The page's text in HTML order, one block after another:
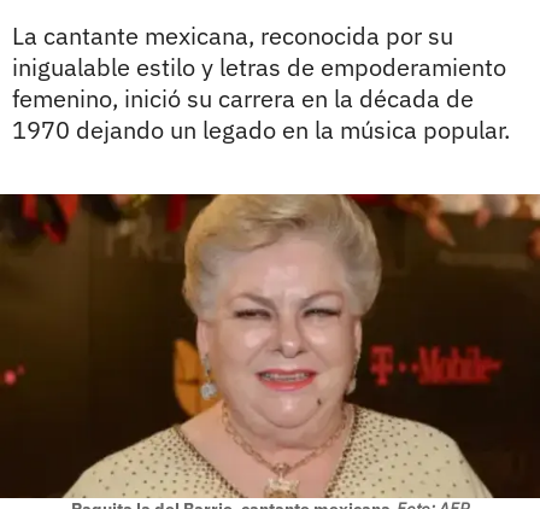
La cantante mexicana, reconocida por su
inigualable estilo y letras de empoderamiento
femenino, inició su carrera en la década de
1970 dejando un legado en la música popular.